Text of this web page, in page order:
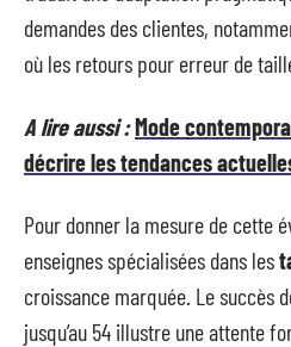
demandes des clientes,
où les retours pour erreur de
A lire aussi :Mode
décrire les tendances
Pour donner la mesure de cette
enseignes spécialisées dans les
croissance marquée. Le succès
jusqu’au 54 illustre une attente